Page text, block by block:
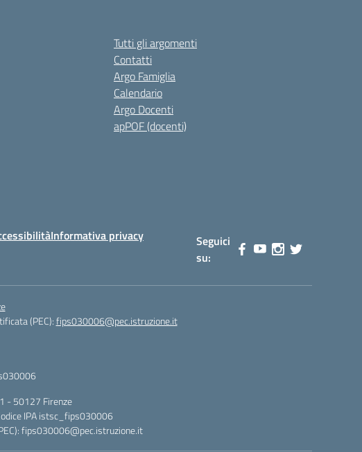
Tutti gli argomenti
Contatti
Argo Famiglia
Calendario
Argo Docenti
apPOF (docenti)
Informativa privacy
Seguici
su:
(PEC):fips030006@pec.istruzione.it
- 50127 Firenze
IPA istsc_fips030006
fips030006@pec.istruzione.it